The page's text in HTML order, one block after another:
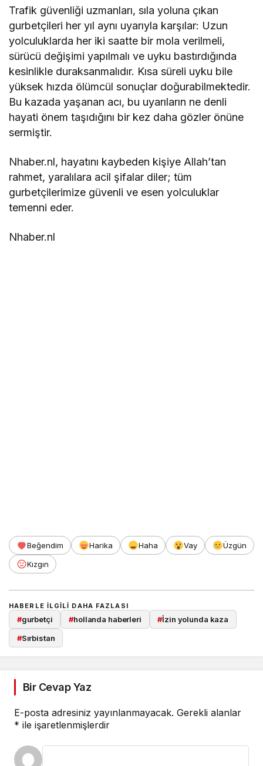
Trafik güvenliği uzmanları, sıla yoluna çıkan
gurbetçileri her yıl aynı uyarıyla karşılar: Uzun
yolculuklarda her iki saatte bir mola verilmeli,
sürücü değişimi yapılmalı ve uyku bastırdığında
kesinlikle duraksanmalıdır. Kısa süreli uyku bile
yüksek hızda ölümcül sonuçlar doğurabilmektedir.
Bu kazada yaşanan acı, bu uyarıların ne denli
hayati önem taşıdığını bir kez daha gözler önüne
sermiştir.
Nhaber.nl, hayatını kaybeden kişiye Allah’tan
rahmet, yaralılara acil şifalar diler; tüm
gurbetçilerimize güvenli ve esen yolculuklar
temenni eder.
Nhaber.nl
Beğendim Harika Haha Vay
Üzgün
Kızgın
HABERLE ILGILI DAHA FAZLASI
#gurbetçi #hollanda haberleri #İzin yolunda kaza
#Sırbistan
Bir Cevap Yaz
E-posta adresiniz yayınlanmayacak. Gerekli alanlar
* ile işaretlenmişlerdir